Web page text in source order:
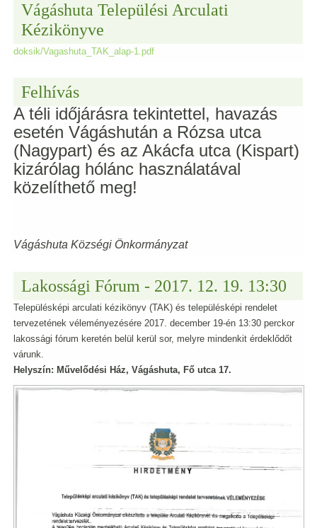
Vágáshuta Települési Arculati
Kézikönyve
doksik/Vagashuta_TAK_alap-1.pdf
Felhívás
A téli időjárásra tekintettel, havazás
esetén Vágáshután a Rózsa utca
(Nagypart) és az Akácfa utca (Kispart)
kizárólag hólánc használatával
közelíthető meg!
Vágáshuta Községi Önkormányzat
Lakossági Fórum - 2017. 12. 19. 13:30
Településképi arculati kézikönyv (TAK) és településképi rendelet
tervezetének véleményezésére 2017. december 19-én 13:30 perckor
lakossági fórum keretén belül kerül sor, melyre mindenkit érdeklődőt
várunk.
Helyszín: Művelődési Ház, Vágáshuta, Fő utca 17.